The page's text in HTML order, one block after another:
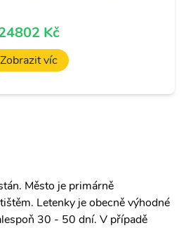
Kč
Zobrazit víc
Město je primárně
Letenky je obecně výhodné
30 - 50 dní. V případě